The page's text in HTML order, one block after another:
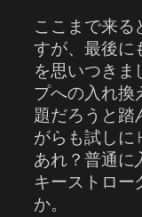
ここまで来る
すが、最後に
を思いつきま
プへの入れ換
題だろうと踏
がらも試しに
あれ？普通に
キーストロー
か。